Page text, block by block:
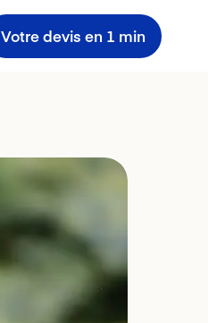
Votre devis en 1 min